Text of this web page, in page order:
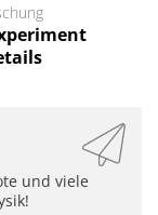
und viele